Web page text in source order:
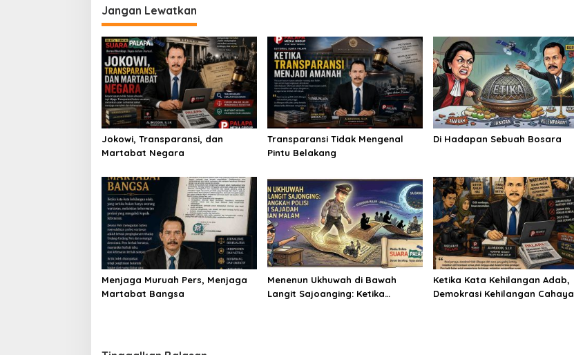
Jangan Lewatkan
Jokowi, Transparansi, dan
Martabat Negara
Transparansi Tidak Mengenal
Pintu Belakang
Di Hadapan Sebuah Bosara
Menjaga Muruah Pers, Menjaga
Martabat Bangsa
Menenun Ukhuwah di Bawah
Langit Sajoanging: Ketika
Ketika Kata Kehilangan Adab,
Demokrasi Kehilangan Cahaya